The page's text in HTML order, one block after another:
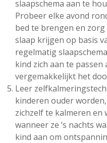
slaapschema aan te
Probeer elke avond
bed te brengen en
slaap krijgen op basis
regelmatig
kind zich aan te
vergemakkelijkt het
Leer
kinderen ouder
zichzelf te kalmeren en
wanneer ze ’s nachts
kind aan om